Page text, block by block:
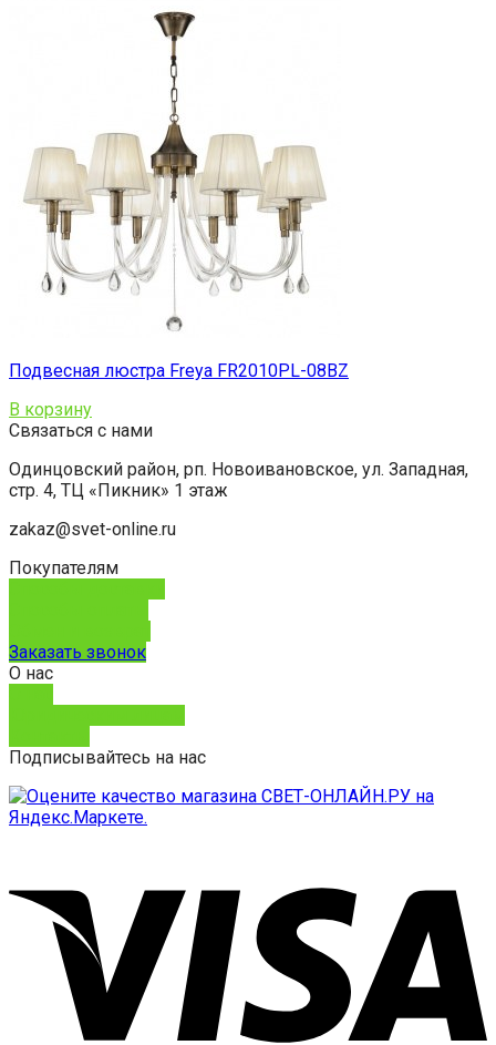
Подвесная люстра Freya FR2010PL-08BZ
В корзину
Связаться с нами
Одинцовский район, рп. Новоивановское, ул. Западная,
стр. 4, ТЦ «Пикник» 1 этаж
zakaz@svet-online.ru
Покупателям
Заказать звонок
О нас
Подписывайтесь на нас